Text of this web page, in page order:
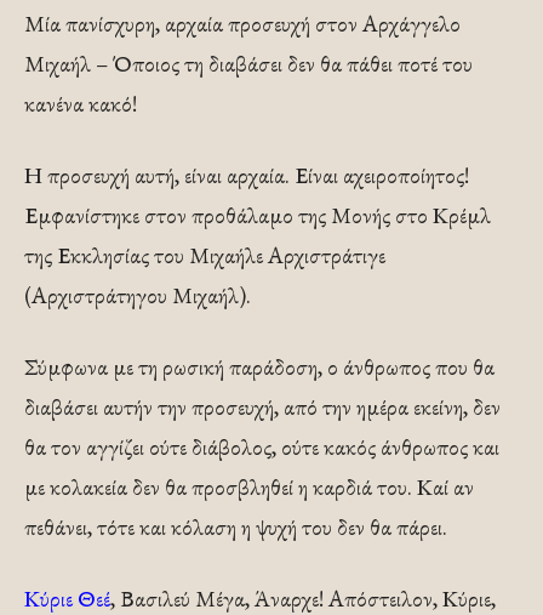
Μία πανίσχυρη, αρχαία προσευχή στον Αρχάγγελο
Μιχαήλ – Όποιος τη διαβάσει δεν θα πάθει ποτέ του
κανένα κακό!
Η προσευχή αυτή, είναι αρχαία. Είναι αχειροποίητος!
Εμφανίστηκε στον προθάλαμο της Μονής στο Κρέμλ
της Εκκλησίας του Μιχαήλε Αρχιστράτιγε
(Αρχιστράτηγου Μιχαήλ).
Σύμφωνα με τη ρωσική παράδοση, ο άνθρωπος που θα
διαβάσει αυτήν την προσευχή, από την ημέρα εκείνη, δεν
θα τον αγγίζει ούτε διάβολος, ούτε κακός άνθρωπος και
με κολακεία δεν θα προσβληθεί η καρδιά του. Καί αν
πεθάνει, τότε και κόλαση η ψυχή του δεν θα πάρει.
Κύριε Θεέ, Βασιλεύ Μέγα, Άναρχε! Απόστειλον, Κύριε,